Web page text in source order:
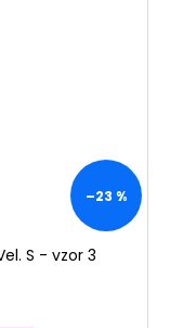
–23 %
S - vzor 3